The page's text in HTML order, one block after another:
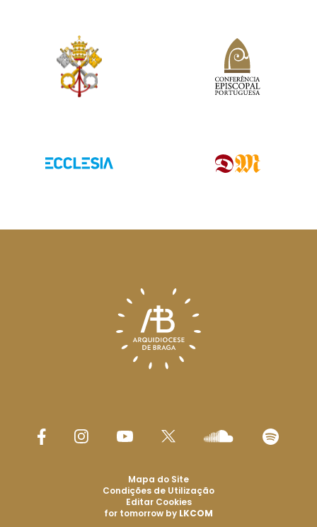
Mapa do Site
Condições de Utilização
Editar Cookies
for tomorrow by LKCOM